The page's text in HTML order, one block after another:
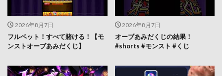
2026年8月7日
フルベット！すべて賭ける！【モ
ンストオーブあみだくじ】
2026年8月7日
オーブあみだくじの結果！
#shorts #モンスト #くじ